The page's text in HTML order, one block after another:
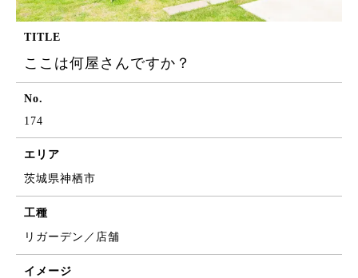
TITLE
ここは何屋さんですか？
No.
174
エリア
茨城県神栖市
工種
リガーデン／店舗
イメージ